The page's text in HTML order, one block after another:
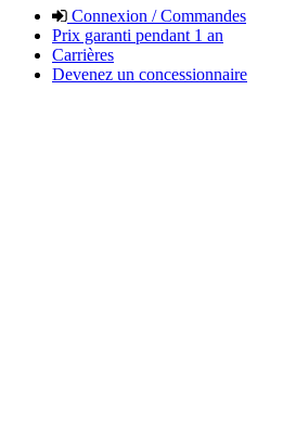
Connexion / Commandes
Prix garanti pendant 1 an
Carrières
Devenez un concessionnaire